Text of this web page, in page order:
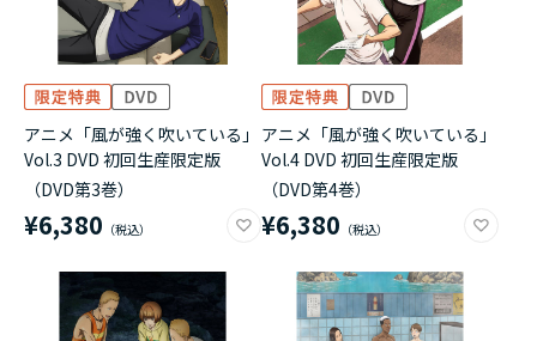
アニメ「風が強く吹いている」
Vol.3 DVD 初回生産限定版
（DVD第3巻）
¥6,380
アニメ「風が強く吹いている」
Vol.4 DVD 初回生産限定版
（DVD第4巻）
¥6,380